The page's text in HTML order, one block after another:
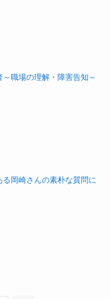
職場の理解・障害告知～
岡崎さんの素朴な質問に